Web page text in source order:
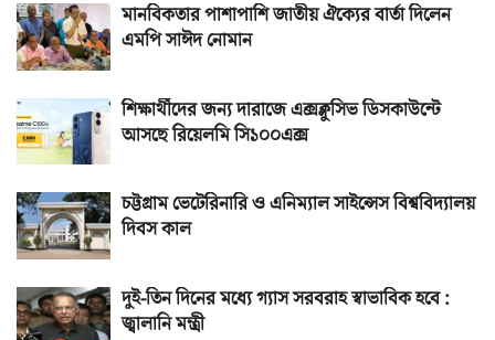
মানবিকতার পাশাপাশি জাতীয় ঐক্যের বার্তা দিলেন
এমপি সাঈদ নোমান
শিক্ষার্থীদের জন্য দারাজে এক্সক্লুসিভ ডিসকাউন্টে
আসছে রিয়েলমি সি১০০এক্স
চট্টগ্রাম ভেটেরিনারি ও এনিম্যাল সাইন্সেস বিশ্ববিদ্যালয়
দিবস কাল
দুই-তিন দিনের মধ্যে গ্যাস সরবরাহ স্বাভাবিক হবে :
জ্বালানি মন্ত্রী